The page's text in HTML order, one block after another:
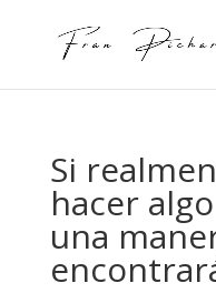
Si
hacer
una